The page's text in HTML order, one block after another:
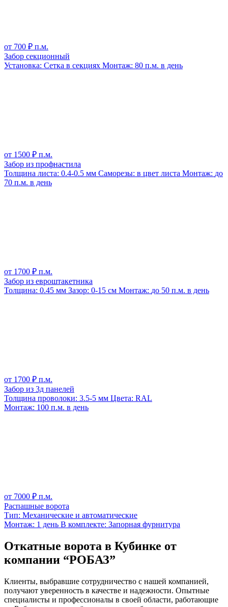
от 700 ₽ п.м.
Забор секционный
Установка: Сетка в секциях Монтаж: 80 п.м. в день
от 1500 ₽ п.м.
Забор из профнастила
Толщина листа: 0.4-0.5 мм Саморезы: в цвет листа Монтаж: до
70 п.м. в день
от 1700 ₽ п.м.
Забор из евроштакетника
Толщина: 0.45 мм Зазор: 0-15 см Монтаж: до 50 п.м. в день
от 1700 ₽ п.м.
Забор из 3д панелей
Толщина проволоки: 3.5-5 мм Цвета: RAL
Монтаж: 100 п.м. в день
от 7000 ₽ п.м.
Распашные ворота
Тип: Механические и автоматические
Монтаж: 1 день В комплекте: Запорная фурнитура
Откатные ворота в Кубинке от
компании “РОБАЗ”
Клиенты, выбравшие сотрудничество с нашей компанией,
получают уверенность в качестве и надежности. Опытные
специалисты и профессионалы в своей области, работающие